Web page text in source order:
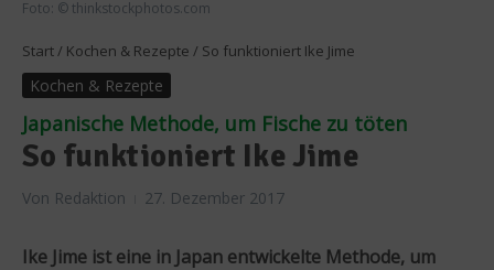
Foto: © thinkstockphotos.com
Start / Kochen & Rezepte / So funktioniert Ike Jime
Kochen & Rezepte
Japanische Methode, um Fische zu töten
So funktioniert Ike Jime
Von Redaktion 27. Dezember 2017
Ike Jime ist eine in Japan entwickelte Methode, um